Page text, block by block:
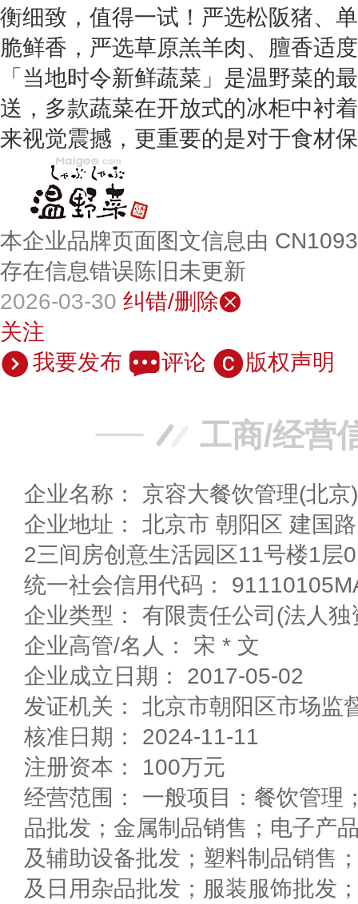
衡细致，值得一试！严选松阪猪、
脆鲜香，严选草原羔羊肉、膻香适
「当地时令新鲜蔬菜」是温野菜的
送，多款蔬菜在开放式的冰柜中衬
来视觉震撼，更重要的是对于食材
本企业品牌页面图文信息由
存在信息错误陈旧未更新
2026-03-30 纠错/删除
关注
我要发布
评论 版权声明
工商/经营
企业名称： 京容大餐饮管理(北京
企业地址： 北京市 朝阳区 建国路15号院甲1号北岸129
2三间房创意生活园区11号楼1层
统一社会信用代码：
企业类型： 有限责任公司(法人独
企业高管/名人： 宋 * 文
企业成立日期： 2017-05-02
发证机关： 北京市朝阳区市场监
核准日期： 2024-11-11
注册资本： 100万元
经营范围： 一般项目：餐饮管理
品批发；金属制品销售；电子产
及辅助设备批发；塑料制品销售
及日用杂品批发；服装服饰批发